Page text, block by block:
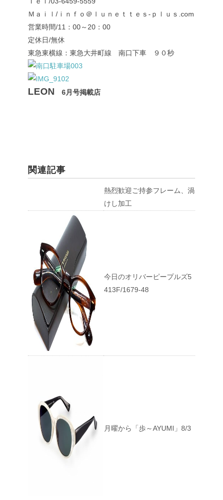
Ｍａｉｌ/ｉｎｆｏ＠ｌｕｎｅｔｔｅｓ-ｐｌｕｓ.com
営業時間/11：00～20：00
定休日/無休
東急東横線：東急大井町線 南口下車 ９０秒
LEON 6月号掲載店
関連記事
熱烈歓迎ご持参フレーム、渦
けし加工
今日のオリバーピープルズ5
413F/1679-48
月曜から「歩～AYUMI」8/3